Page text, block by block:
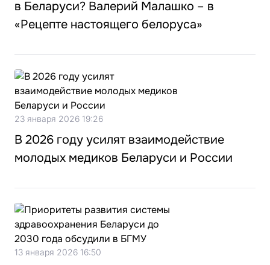
в Беларуси? Валерий Малашко – в
«Рецепте настоящего белоруса»
23 января 2026 19:26
В 2026 году усилят взаимодействие
молодых медиков Беларуси и России
13 января 2026 16:50